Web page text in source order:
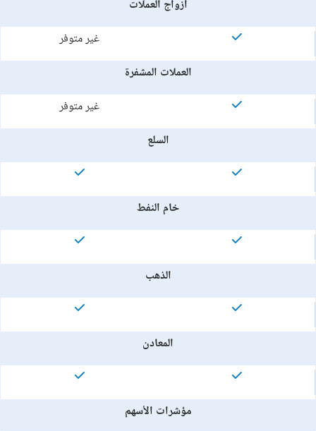
أزواج العملات
غير متوفر
العملات المشفرة
غير متوفر
السلع
خام النفط
الذهب
المعادن
مؤشرات الأسهم